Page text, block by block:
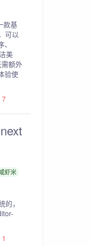
款基
可以
美
额外
验使
7
虾米
，